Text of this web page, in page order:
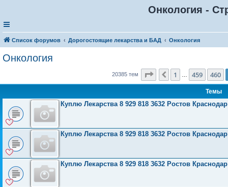
Онкология -
Список форумов Дорогостоящие лекарства и БАД Онкология
Онкология
20385 тем Страница 461из 816
Пред.
1 459 460
Темы
Куплю Лекарства 8 929 818 3632 Ростов
Куплю Лекарства 8 929 818 3632 Ростов
Куплю Лекарства 8 929 818 3632 Ростов